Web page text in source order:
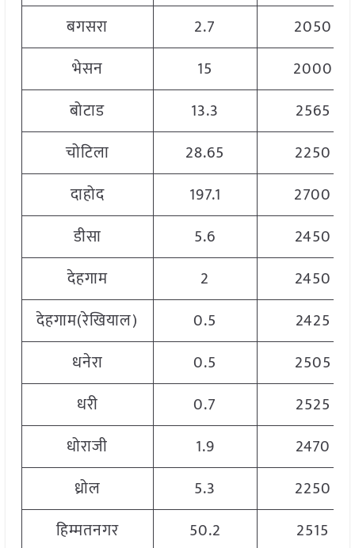
बगसरा
2.7
2050
भेसन
15
2000
बोटाड
13.3
2565
चोटिला
28.65
2250
दाहोद
197.1
2700
डीसा
5.6
2450
देहगाम
2
2450
देहगाम(रेखियाल)
0.5
2425
धनेरा
0.5
2505
धरी
0.7
2525
धोराजी
1.9
2470
ध्रोल
5.3
2250
हिम्मतनगर
50.2
2515